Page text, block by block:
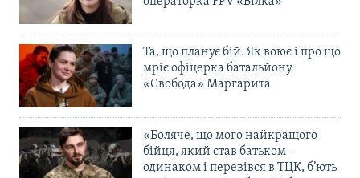
Та, що планує бій. Як воює і про що
мріє офіцерка батальйону
«Свобода» Маргарита
«Боляче, що мого найкращого
бійця, який став батьком-
одинаком і перевівся в ТЦК, б’ють